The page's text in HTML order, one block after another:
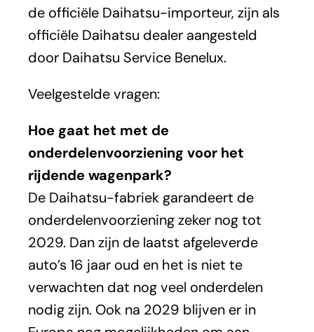
de officiële Daihatsu-importeur, zijn als
officiële Daihatsu dealer aangesteld
door Daihatsu Service Benelux.
Veelgestelde vragen:
Hoe gaat het met de
onderdelenvoorziening voor het
rijdende wagenpark?
De Daihatsu-fabriek garandeert de
onderdelenvoorziening zeker nog tot
2029. Dan zijn de laatst afgeleverde
auto’s 16 jaar oud en het is niet te
verwachten dat nog veel onderdelen
nodig zijn. Ook na 2029 blijven er in